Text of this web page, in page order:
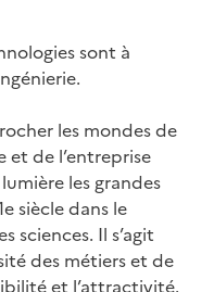
sont à
les mondes de
et de l’entreprise
les grandes
siècle dans le
sciences. Il s’agit
des métiers et de
et l’attractivité.